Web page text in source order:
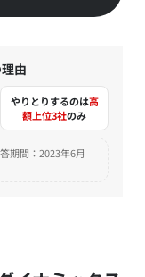
由
やりとりするのは高
額上位3社のみ
期間：2023年6月